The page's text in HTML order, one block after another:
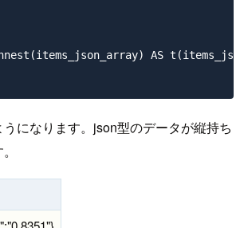
AS
になります。json型のデータが縦持ち